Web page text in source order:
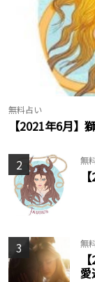
無料占い
【2021年6月】
2 無
3 無
愛